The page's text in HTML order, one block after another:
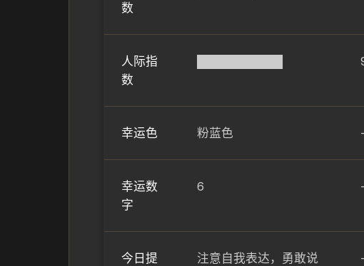
数
人际指
数
幸运色 粉蓝色 -
幸运数
字
6 -
今日提
注意自我表达，勇敢说
-